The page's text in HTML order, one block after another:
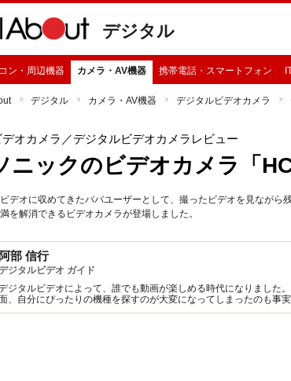
デジタル
ン・周辺機器 カメラ・AV機器 携帯電話・スマートフォン
デジタル カメラ・AV機器 デジタルビデオカメラ
オカメラ ／デジタルビデオカメラレビュー
ニックのビデオカメラ「
デオに収めてきたパパユーザーとして、撮ったビデオを見ながら
を解消できるビデオカメラが登場しました。
阿部 信行
ジタルビデオ ガイド
ジタルビデオによって、誰でも動画が楽しめる時代になりました
、自分にぴったりの機種を探すのが大変になってしまったのも事
ドが、デジタルビデオの選び方、楽しみ方を分かりやすく解説し